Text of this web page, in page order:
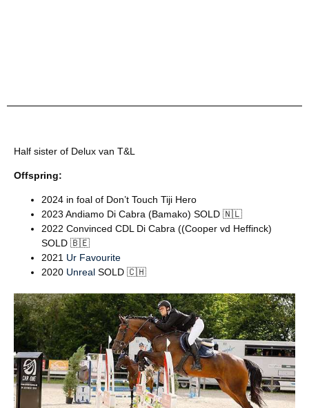
Half sister of Delux van T&L
Offspring:
2024 in foal of Don’t Touch Tiji Hero
2023 Andiamo Di Cabra (Bamako) SOLD 🇳🇱
2022 Convinced CDL Di Cabra ((Cooper vd Heffinck)
SOLD 🇧🇪
2021 Ur Favourite
2020 Unreal SOLD 🇨🇭